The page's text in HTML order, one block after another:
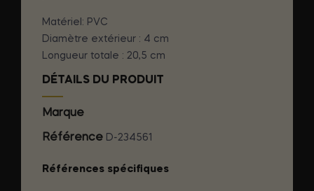
Matériel: PVC
Diamètre extérieur : 4 cm
Longueur totale : 20,5 cm
DÉTAILS DU PRODUIT
Marque
Référence D-234561
Références spécifiques